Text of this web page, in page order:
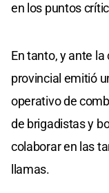
en los puntos
En tanto, y ante
provincial emitió
operativo de
de brigadistas y
colaborar en las
llamas.